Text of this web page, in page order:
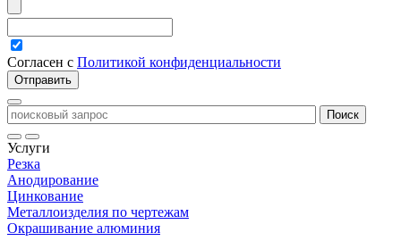
Согласен с Политикой конфиденциальности
Услуги
Резка
Анодирование
Цинкование
Металлоизделия по чертежам
Окрашивание алюминия